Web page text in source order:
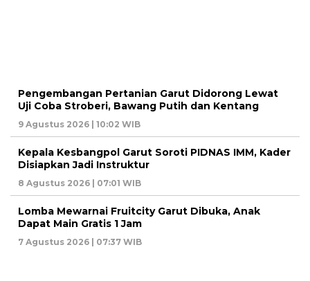
Pengembangan Pertanian Garut Didorong Lewat
Uji Coba Stroberi, Bawang Putih dan Kentang
9 Agustus 2026 | 10:02 WIB
Kepala Kesbangpol Garut Soroti PIDNAS IMM, Kader
Disiapkan Jadi Instruktur
8 Agustus 2026 | 07:01 WIB
Lomba Mewarnai Fruitcity Garut Dibuka, Anak
Dapat Main Gratis 1 Jam
7 Agustus 2026 | 07:37 WIB